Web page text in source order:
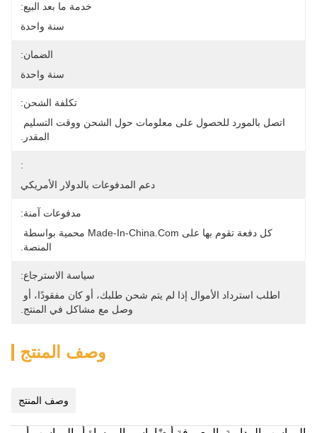
خدمة ما بعد البيع:
سنة واحدة
الضمان:
سنة واحدة
تكلفة الشحن:
المقدر.
:
دعم المدفوعات بالدولار الأمريكي
مدفوعات آمنة:
المنصة.
سياسة الاسترجاع:
وصل مع مشاكل في المنتج.
وصف المنتج
وصف المنتج